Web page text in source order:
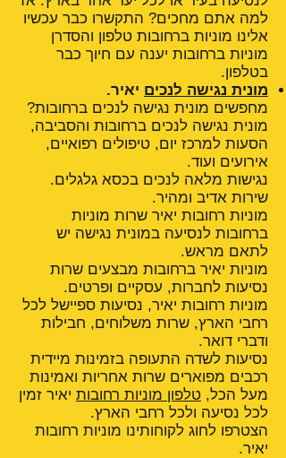
למה אתם מחכים? התקשרו כבר עכשיו
אלינו מוניות ברחובות טלפון והסדרן
מוניות ברחובות יענה עם חיוך כבר
בטלפון.
מונית נגישה לנכים יאיר.
מחפשים מונית נגישה לנכים ברחובות?
מונית נגישה לנכים ברחובות והסביבה,
הסעות למרכז יום, טיפולים רפואיים,
אירועים ועוד.
נגישות מלאה לנכים בכסא גלגלים.
שירות אדיב ומהיר.
מוניות רחובות יאיר שרות מוניות
ברחובות לנסיעה במונית נגישה יש
לתאם מראש.
מוניות יאיר ברחובות מבצעים שרות
נסיעות לחברות, עסקיים ופרטים.
מוניות רחובות יאיר, נסיעות ספיישל לכל
רחבי הארץ, שרות משלוחים, חבילות
ודברי דואר.
נסיעות לשדה התעופה בזמינות מיידית
רכבים מפוארים שרות אחריות ואמינות
מעל הכל, טלפון מוניות רחובות יאיר זמין
לכל נסיעה ולכל רחבי הארץ.
הצטרפו לחוג לקוחותינו מוניות רחובות
יאיר.